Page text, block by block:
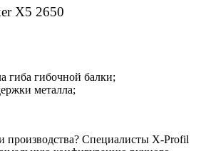
X5 2650
гиба гибочной балки;
металла;
производства? Специалисты X-Profil